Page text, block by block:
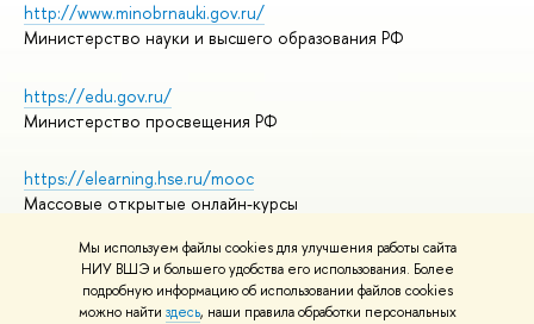
Мы используем файлы cookies для улучшения работы сайта
НИУ ВШЭ и большего удобства его использования. Более
подробную информацию об использовании файлов cookies
можно найти здесь, наши правила обработки персональных
http://www.minobrnauki.gov.ru/
Министерство науки и высшего образования РФ
https://edu.gov.ru/
Министерство просвещения РФ
https://elearning.hse.ru/mooc
Массовые открытые онлайн-курсы
© НИУ ВШЭ 1993–2026
Адреса и контакты